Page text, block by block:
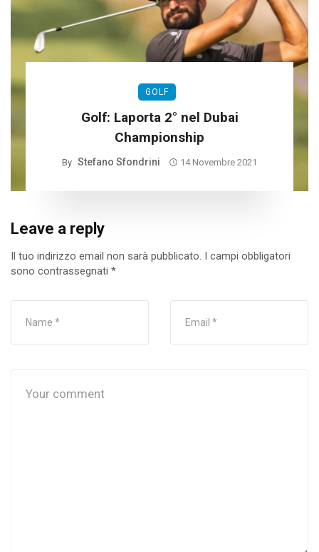
GOLF
Golf: Laporta 2° nel Dubai
Championship
By Stefano Sfondrini 14 Novembre 2021
Leave a reply
Il tuo indirizzo email non sarà pubblicato. I campi obbligatori
sono contrassegnati *